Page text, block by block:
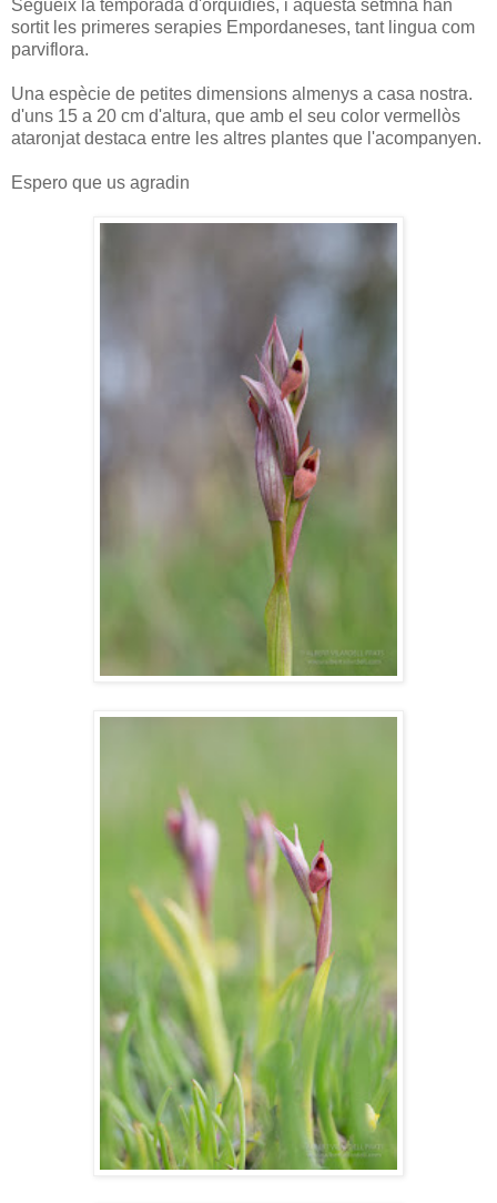
Segueix la temporada d'orquídies, i aquesta setmna han
sortit les primeres serapies Empordaneses, tant lingua com
parviflora.
Una espècie de petites dimensions almenys a casa nostra.
d'uns 15 a 20 cm d'altura, que amb el seu color vermellòs
ataronjat destaca entre les altres plantes que l'acompanyen.
Espero que us agradin